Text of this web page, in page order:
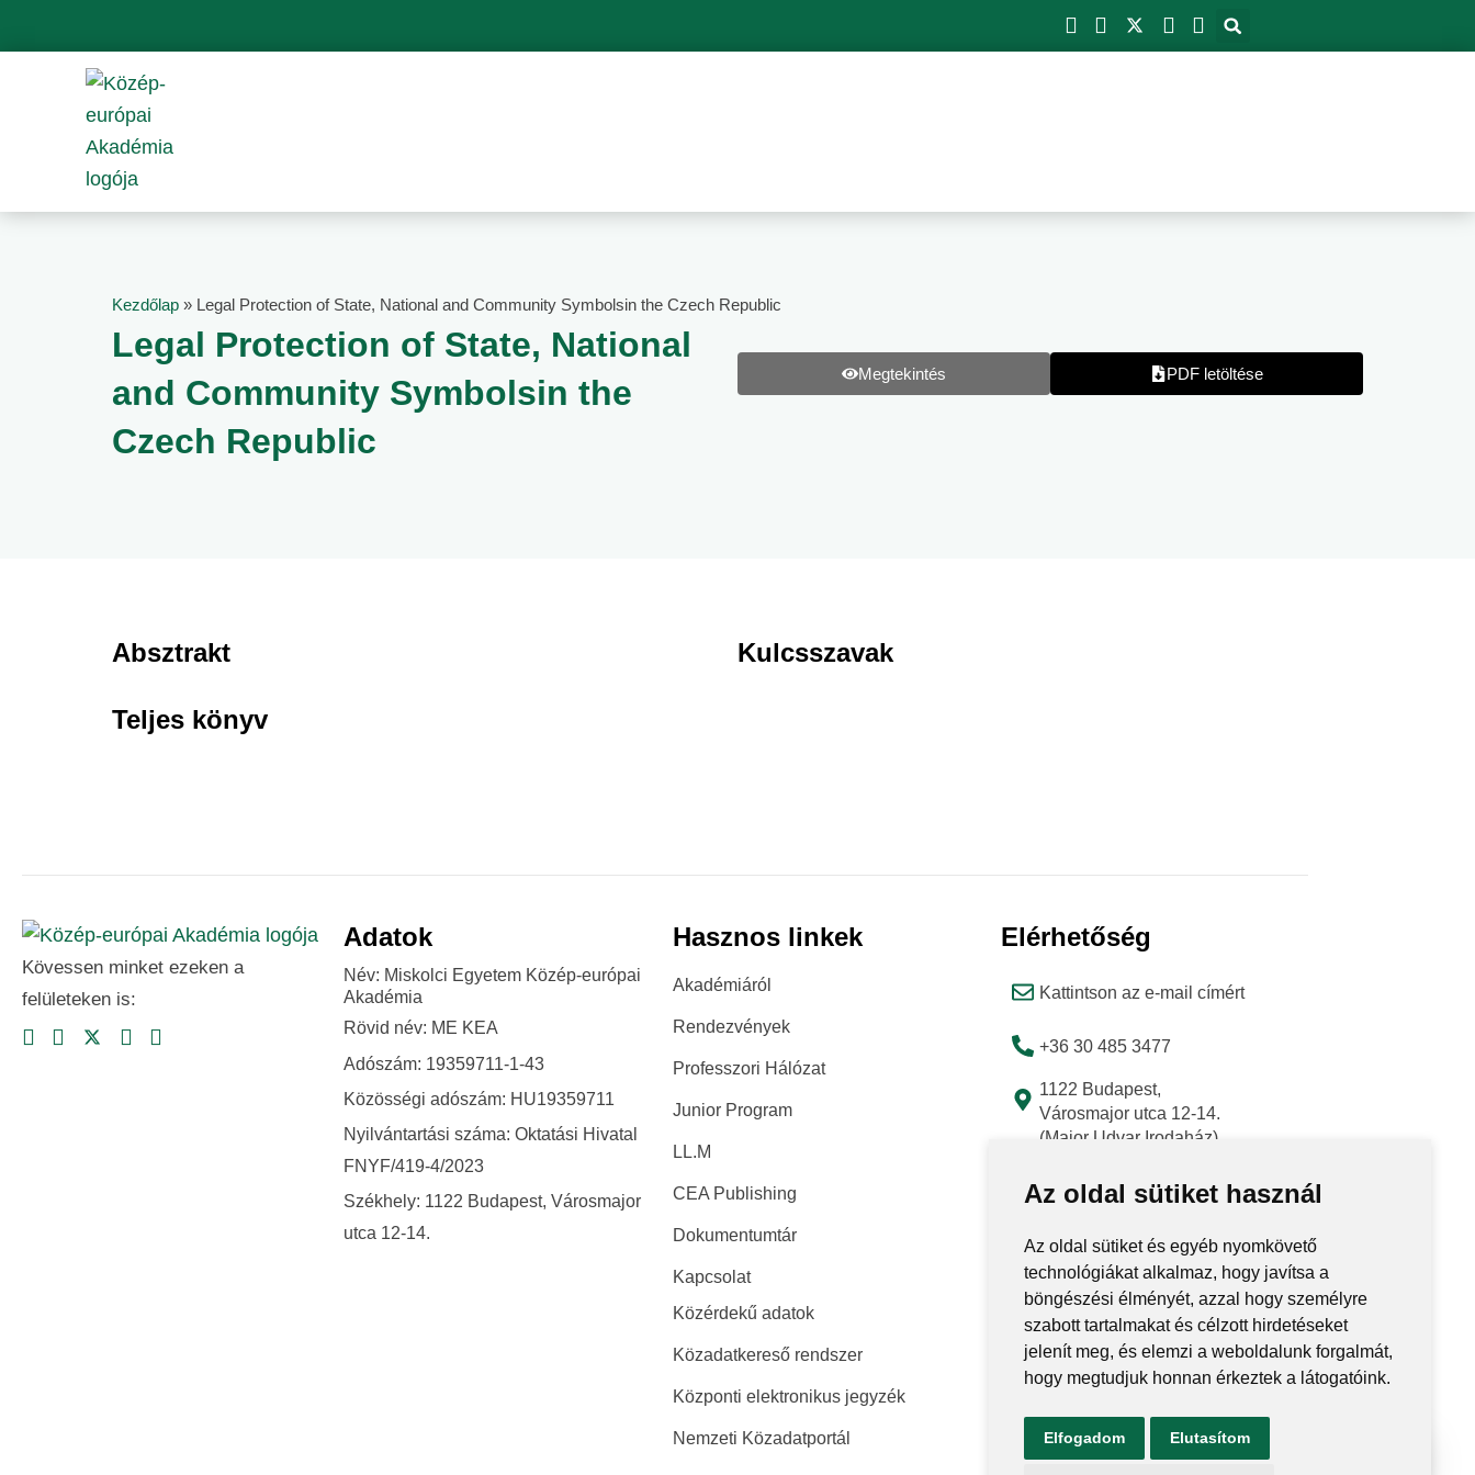
Az oldal sütiket használ
Az oldal sütiket és egyéb nyomkövető
technológiákat alkalmaz, hogy javítsa a
böngészési élményét, azzal hogy személyre
szabott tartalmakat és célzott hirdetéseket
jelenít meg, és elemzi a weboldalunk forgalmát,
hogy megtudjuk honnan érkeztek a látogatóink.
Elfogadom Elutasítom
to
Kezdőlap » Legal Protection of State, National and Community Symbolsin the Czech Republic
Legal Protection of State, National
and Community Symbolsin the
Czech Republic
Megtekintés PDF letöltése
Absztrakt Kulcsszavak
Teljes könyv
Kövessen minket ezeken a
felületeken is:
Adatok
Név: Miskolci Egyetem Közép-európai
Akadémia
Rövid név: ME KEA
Adószám: 19359711-1-43
Közösségi adószám: HU19359711
Nyilvántartási száma: Oktatási Hivatal
FNYF/419-4/2023
Székhely: 1122 Budapest, Városmajor
utca 12-14.
Hasznos linkek
Akadémiáról
Rendezvények
Professzori Hálózat
Junior Program
LL.M
CEA Publishing
Dokumentumtár
Kapcsolat
Közérdekű adatok
Közadatkereső rendszer
Központi elektronikus jegyzék
Nemzeti Közadatportál
Elérhetőség
Kattintson az e-mail címért
+36 30 485 3477
1122 Budapest,
Városmajor utca 12-14.
(Major Udvar Irodaház)